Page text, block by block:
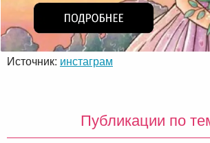
Источник: инстаграм
Публикации по